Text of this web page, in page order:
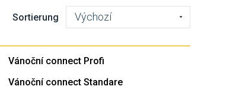
Sortierung Výchozí
Vánoční connect Profi
Vánoční connect Standare